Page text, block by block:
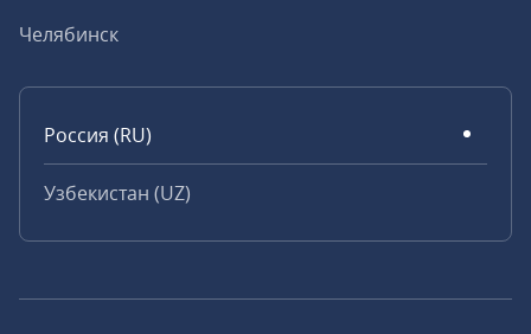
Челябинск
Россия (RU)
Узбекистан (UZ)